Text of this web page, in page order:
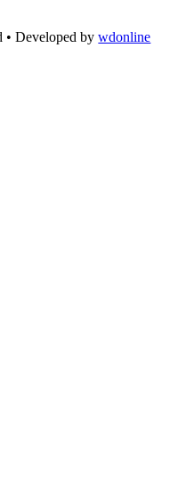
• Developed bywdonline